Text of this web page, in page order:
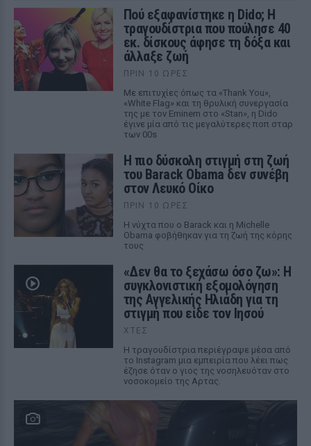
Πού εξαφανίστηκε η Dido; Η
τραγουδίστρια που πούλησε 40
εκ. δίσκους άφησε τη δόξα και
άλλαξε ζωή
ΠΡΙΝ 10 ΏΡΕΣ
Με επιτυχίες όπως τα «Thank You»,
«White Flag» και τη θρυλική συνεργασία
της με τον Eminem στο «Stan», η Dido
έγινε μία από τις μεγαλύτερες ποπ σταρ
των 00s
Η πιο δύσκολη στιγμή στη ζωή
του Barack Obama δεν συνέβη
στον Λευκό Οίκο
ΠΡΙΝ 10 ΏΡΕΣ
Η νύχτα που ο Barack και η Michelle
Obama φοβήθηκαν για τη ζωή της κόρης
τους
«Δεν θα το ξεχάσω όσο ζω»: Η
συγκλονιστική εξομολόγηση
της Αγγελικής Ηλιάδη για τη
στιγμή που είδε τον Ιησού
ΧΤΕΣ
Η τραγουδίστρια περιέγραψε μέσα από
το Instagram μια εμπειρία που λέει πως
έζησε όταν ο γιος της νοσηλευόταν στο
νοσοκομείο της Αρτας.